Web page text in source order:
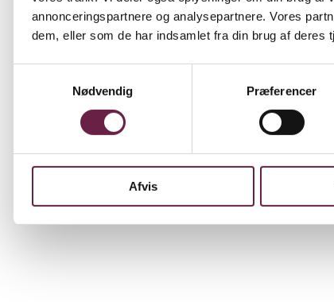
annonceringspartnere og analysepartnere. Vores
dem, eller som de har indsamlet fra din brug af deres
Nødvendig
Præferencer
Afvis